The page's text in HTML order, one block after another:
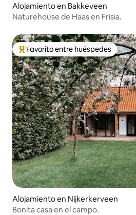
Alojamiento en Bakkeveen
Naturehouse de Haas en Frisia.
Favorito entre huéspedes preferido
Favorito entre huéspedes
Alojamiento en Nijkerkerveen
Bonita casa en el campo.